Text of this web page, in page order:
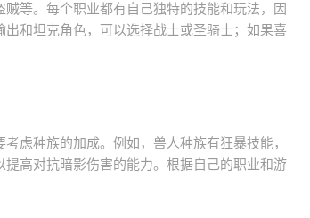
等。每个职业都有自己独特的技能和玩法，因
和坦克角色，可以选择战士或圣骑士；如果喜
虑种族的加成。例如，兽人种族有狂暴技能，
高对抗暗影伤害的能力。根据自己的职业和游